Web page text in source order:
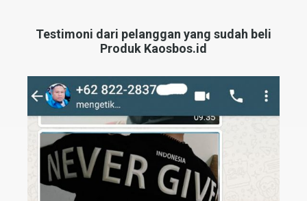
Testimoni dari pelanggan yang sudah beli
Produk Kaosbos.id